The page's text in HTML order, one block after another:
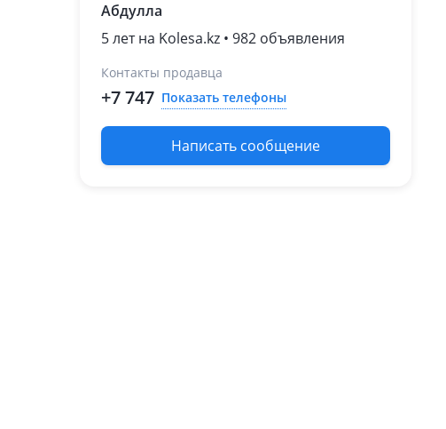
1991 - 1997 2 поколение
(V3xW/V2xW/V4xW)
1999 - 2002 3 поколение
2002 - 2006 3 поколение
рестайлинг (V7xW/V6xW)
2011 - 2015 4 поколение
рестайлинг (V8xW/V9xW)
Абдулла
5 лет на Kolesa.kz • 982 объявления
Контакты продавца
+7 747 Показать телефоны
Написать сообщение